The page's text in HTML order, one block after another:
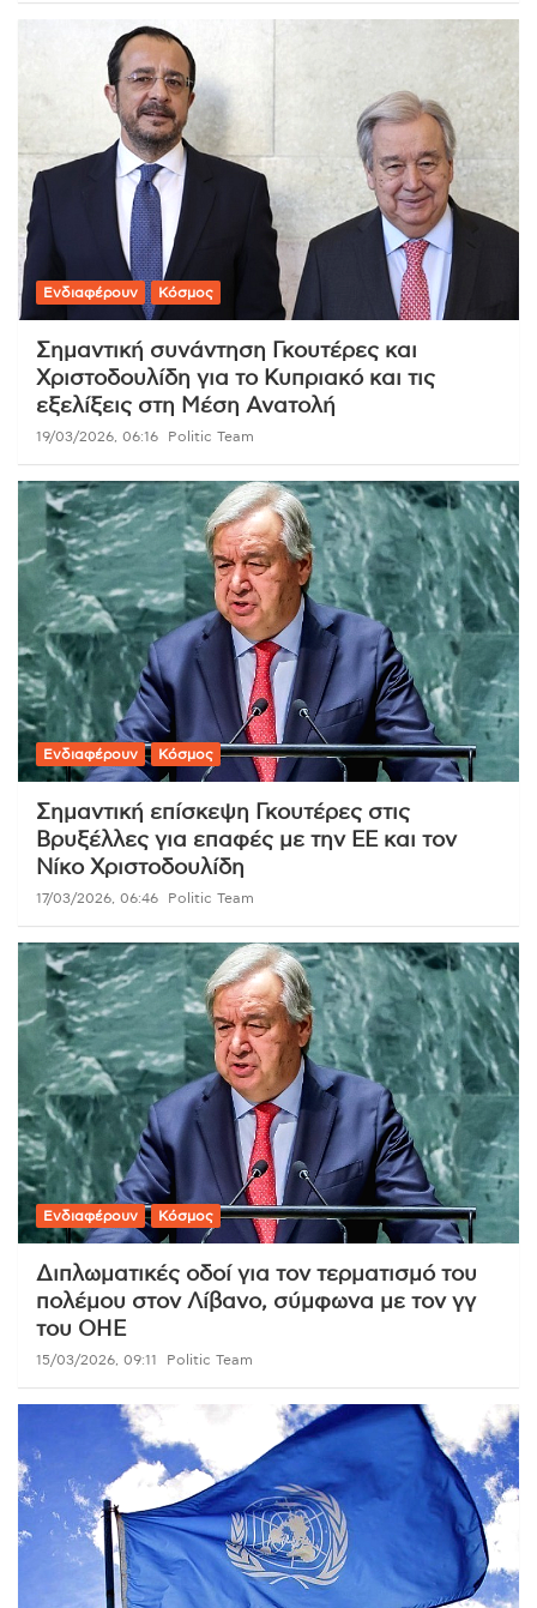
Ενδιαφέρουν Κόσμος
Σημαντική συνάντηση Γκουτέρες και
Χριστοδουλίδη για το Κυπριακό και τις
εξελίξεις στη Μέση Ανατολή
19/03/2026, 06:16 Politic Team
Ενδιαφέρουν Κόσμος
Σημαντική επίσκεψη Γκουτέρες στις
Βρυξέλλες για επαφές με την ΕΕ και τον
Νίκο Χριστοδουλίδη
17/03/2026, 06:46 Politic Team
Ενδιαφέρουν Κόσμος
Διπλωματικές οδοί για τον τερματισμό του
πολέμου στον Λίβανο, σύμφωνα με τον γγ
του ΟΗΕ
15/03/2026, 09:11 Politic Team